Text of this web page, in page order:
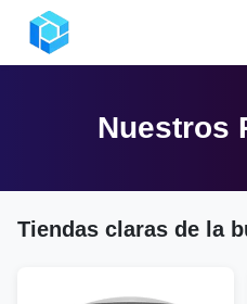
Nuestros
Tiendas claras de la